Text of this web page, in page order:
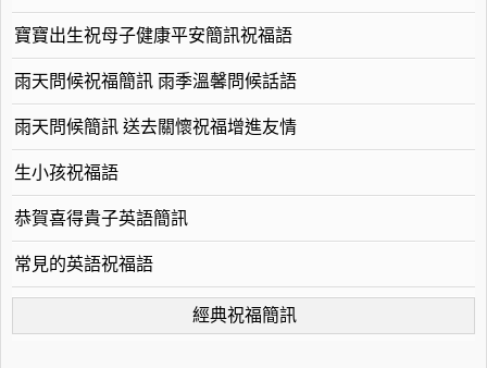
寶寶出生祝母子健康平安簡訊祝福語
雨天問候祝福簡訊 雨季溫馨問候話語
雨天問候簡訊 送去關懷祝福增進友情
生小孩祝福語
恭賀喜得貴子英語簡訊
常見的英語祝福語
經典祝福簡訊